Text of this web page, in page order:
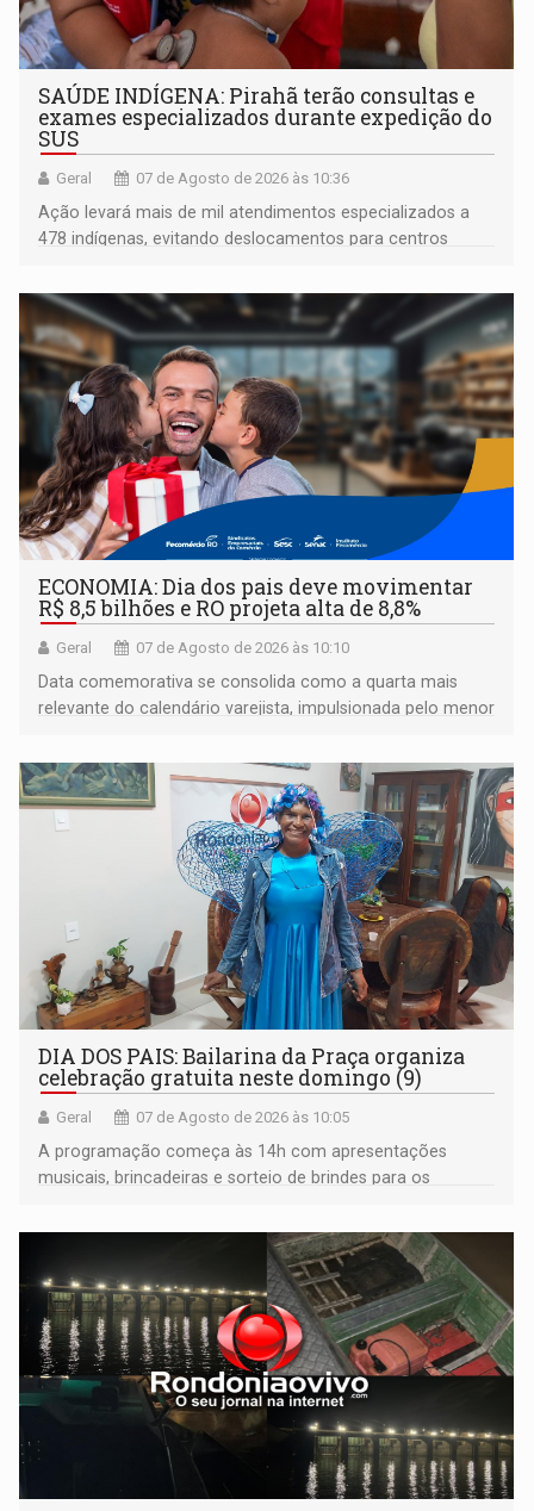
SAÚDE INDÍGENA: Pirahã terão consultas e
exames especializados durante expedição do
SUS
Geral 07 de Agosto de 2026 às 10:36
Ação levará mais de mil atendimentos especializados a
478 indígenas, evitando deslocamentos para centros
ECONOMIA: Dia dos pais deve movimentar
R$ 8,5 bilhões e RO projeta alta de 8,8%
Geral 07 de Agosto de 2026 às 10:10
Data comemorativa se consolida como a quarta mais
relevante do calendário varejista, impulsionada pelo menor
média do trabalhador
DIA DOS PAIS: Bailarina da Praça organiza
celebração gratuita neste domingo (9)
Geral 07 de Agosto de 2026 às 10:05
A programação começa às 14h com apresentações
musicais, brincadeiras e sorteio de brindes para os
bolo e canto de parabéns dedicado aos pais